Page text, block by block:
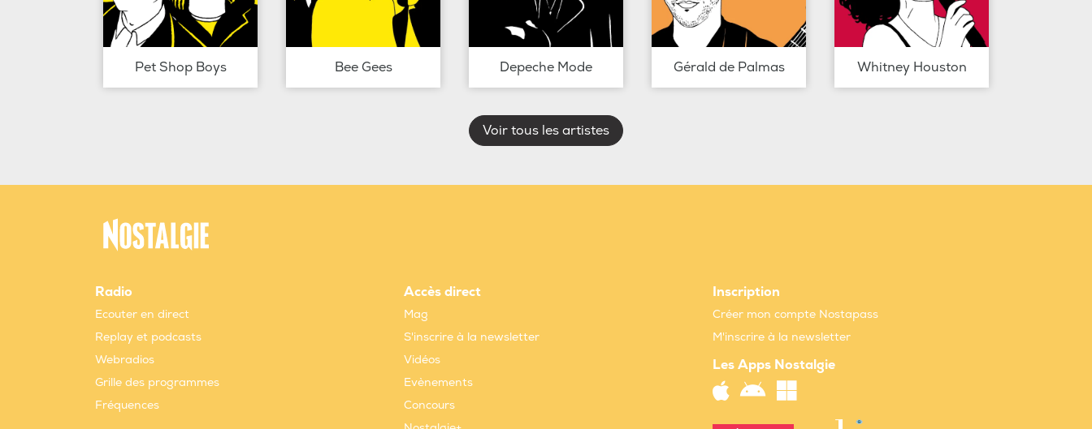
Pet Shop Boys Bee Gees Depeche Mode Gérald de Palmas Whitney Houston
Voir tous les artistes
Radio
Ecouter en direct
Replay et podcasts
Webradios
Grille des programmes
Fréquences
Accès direct
Mag
S'inscrire à la newsletter
Vidéos
Evènements
Concours
Inscription
Créer mon compte Nostapass
M'inscrire à la newsletter
Les Apps Nostalgie